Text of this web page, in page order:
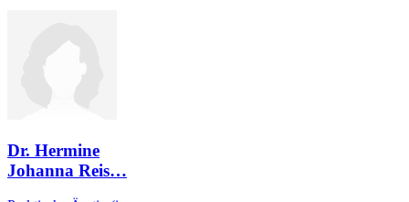
Dr. Hermine
Johanna Reis…